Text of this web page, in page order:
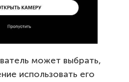
может выбрать,
использовать его